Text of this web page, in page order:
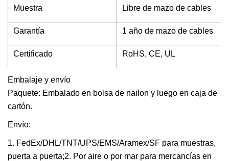
Muestra Libre de mazo de cables
Garantía 1 año de mazo de cables
Certificado RoHS, CE, UL
Embalaje y envío
Paquete: Embalado en bolsa de nailon y luego en caja de
cartón.
Envío:
1. FedEx/DHL/TNT/UPS/EMS/Aramex/SF para muestras,
puerta a puerta;2. Por aire o por mar para mercancías en